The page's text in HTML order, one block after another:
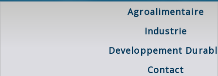
Agroalimentaire
Industrie
Developpement
Contact